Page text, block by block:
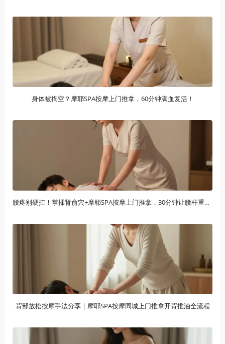
身体被掏空？摩耶SPA按摩上门推拿，60分钟满血复活！
腰疼别硬扛！掌揉肾俞穴+摩耶SPA按摩上门推拿，30分钟让腰杆重获新生
背部放松按摩手法分享｜摩耶SPA按摩同城上门推拿开背推油全流程